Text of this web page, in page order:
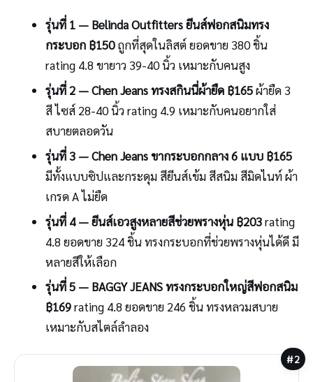
รุ่นที่ 1 — Belinda Outfitters ยีนส์ฟอกสนิมทรง
กระบอก ฿150ถูกที่สุดในลิสต์ ยอดขาย 380 ชิ้น
rating 4.8 ขายาว 39-40 นิ้ว เหมาะกับคนสูง
รุ่นที่ 2 — Chen Jeans ทรงสกินนี่ผ้ายืด ฿165ผ้ายืด 3
สี ไซส์ 28-40 นิ้ว rating 4.9 เหมาะกับคนอยากใส่
สบายตลอดวัน
รุ่นที่ 3 — Chen Jeans ขากระบอกกลาง 6 แบบ ฿165
มีทั้งแบบซิปและกระดุม สียีนส์เข้ม สีสนิม สีมิดไนท์ ผ้า
เกรด A ไม่ยืด
รุ่นที่ 4 — ยีนส์เอวสูงหลายสีช่วยพรางหุ่น ฿203rating
4.8 ยอดขาย 324 ชิ้น ทรงกระบอกที่ช่วยพรางหุ่นได้ดี มี
หลายสีให้เลือก
รุ่นที่ 5 — BAGGY JEANS ทรงกระบอกใหญ่สีฟอกสนิม
฿169rating 4.8 ยอดขาย 246 ชิ้น ทรงหลวมสบาย
เหมาะกับสไตล์ลำลอง
#2